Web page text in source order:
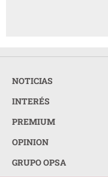
NOTICIAS
INTERÉS
PREMIUM
OPINION
GRUPO OPSA